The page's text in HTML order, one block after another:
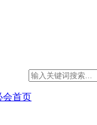
会首页